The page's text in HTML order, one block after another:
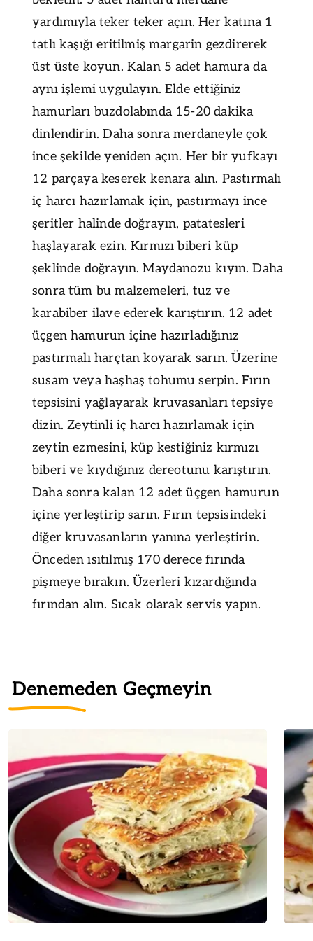
yardımıyla teker teker açın. Her katına 1
tatlı kaşığı eritilmiş margarin gezdirerek
üst üste koyun. Kalan 5 adet hamura da
aynı işlemi uygulayın. Elde ettiğiniz
hamurları buzdolabında 15-20 dakika
dinlendirin. Daha sonra merdaneyle çok
ince şekilde yeniden açın. Her bir yufkayı
12 parçaya keserek kenara alın. Pastırmalı
iç harcı hazırlamak için, pastırmayı ince
şeritler halinde doğrayın, patatesleri
haşlayarak ezin. Kırmızı biberi küp
şeklinde doğrayın. Maydanozu kıyın. Daha
sonra tüm bu malzemeleri, tuz ve
karabiber ilave ederek karıştırın. 12 adet
üçgen hamurun içine hazırladığınız
pastırmalı harçtan koyarak sarın. Üzerine
susam veya haşhaş tohumu serpin. Fırın
tepsisini yağlayarak kruvasanları tepsiye
dizin. Zeytinli iç harcı hazırlamak için
zeytin ezmesini, küp kestiğiniz kırmızı
biberi ve kıydığınız dereotunu karıştırın.
Daha sonra kalan 12 adet üçgen hamurun
içine yerleştirip sarın. Fırın tepsisindeki
diğer kruvasanların yanına yerleştirin.
Önceden ısıtılmış 170 derece fırında
pişmeye bırakın. Üzerleri kızardığında
fırından alın. Sıcak olarak servis yapın.
Denemeden Geçmeyin